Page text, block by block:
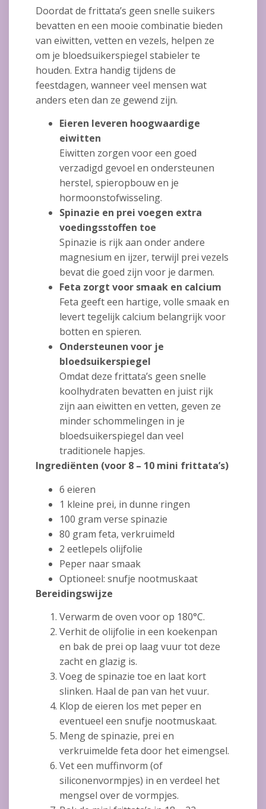
Doordat de frittata’s geen snelle suikers
bevatten en een mooie combinatie bieden
van eiwitten, vetten en vezels, helpen ze
om je bloedsuikerspiegel stabieler te
houden. Extra handig tijdens de
feestdagen, wanneer veel mensen wat
anders eten dan ze gewend zijn.
Eieren leveren hoogwaardige
eiwitten
Eiwitten zorgen voor een goed
verzadigd gevoel en ondersteunen
herstel, spieropbouw en je
hormoonstofwisseling.
Spinazie en prei voegen extra
voedingsstoffen toe
Spinazie is rijk aan onder andere
magnesium en ijzer, terwijl prei vezels
bevat die goed zijn voor je darmen.
Feta zorgt voor smaak en calcium
Feta geeft een hartige, volle smaak en
levert tegelijk calcium belangrijk voor
botten en spieren.
Ondersteunen voor je
bloedsuikerspiegel
Omdat deze frittata’s geen snelle
koolhydraten bevatten en juist rijk
zijn aan eiwitten en vetten, geven ze
minder schommelingen in je
bloedsuikerspiegel dan veel
traditionele hapjes.
Ingrediënten (voor 8 – 10 mini frittata’s)
6 eieren
1 kleine prei, in dunne ringen
100 gram verse spinazie
80 gram feta, verkruimeld
2 eetlepels olijfolie
Peper naar smaak
Optioneel: snufje nootmuskaat
Bereidingswijze
Verwarm de oven voor op 180°C.
Verhit de olijfolie in een koekenpan
en bak de prei op laag vuur tot deze
zacht en glazig is.
Voeg de spinazie toe en laat kort
slinken. Haal de pan van het vuur.
Klop de eieren los met peper en
eventueel een snufje nootmuskaat.
Meng de spinazie, prei en
verkruimelde feta door het eimengsel.
Vet een muffinvorm (of
siliconenvormpjes) in en verdeel het
mengsel over de vormpjes.